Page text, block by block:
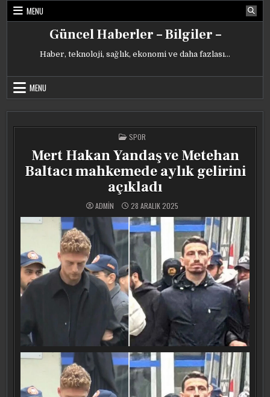
Skip
MENU
Güncel Haberler – Bilgiler –
Haber, teknoloji, sağlık, ekonomi ve daha fazlası…
MENU
POSTED
IN
SPOR
Mert Hakan Yandaş ve Metehan
Baltacı mahkemede aylık gelirini
açıkladı
ADMIN 28 ARALIK 2025